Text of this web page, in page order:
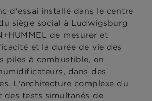
d'essai installé dans le centre
siège social à Ludwigsburg
de mesurer et
et la durée de vie des
piles à combustible, en
dans des
L'architecture complexe du
des tests simultanés de